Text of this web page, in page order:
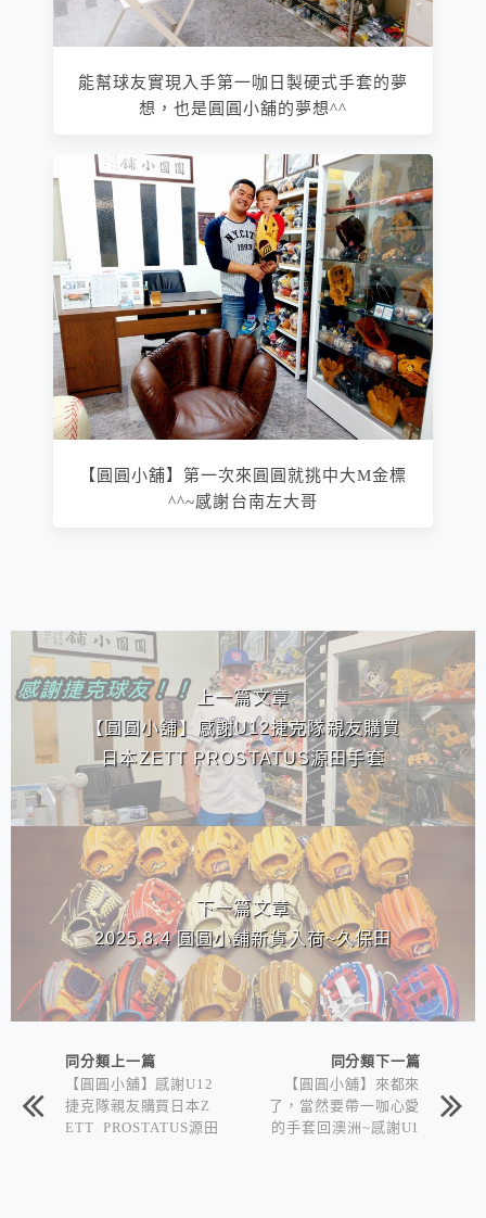
能幫球友實現入手第一咖日製硬式手套的夢
想，也是圓圓小舖的夢想^^
【圓圓小舖】第一次來圓圓就挑中大M金標
^^~感謝台南左大哥
相連文章
上一篇文章
【圓圓小舖】感謝U12捷克隊親友購買
日本ZETT PROSTATUS源田手套
下一篇文章
2025.8.4 圓圓小舖新貨入荷~久保田
同分類上一篇
【圓圓小舖】感謝U12
捷克隊親友購買日本Z
ETT PROSTATUS源田
同分類下一篇
【圓圓小舖】來都來
了，當然要帶一咖心愛
的手套回澳洲~感謝U1